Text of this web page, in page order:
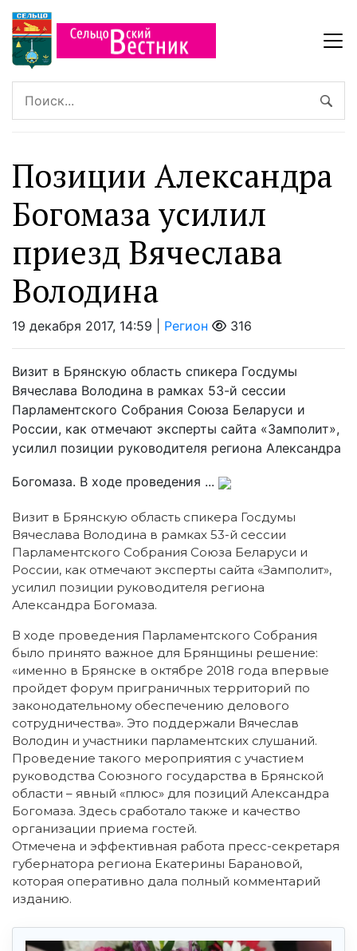
Позиции Александра
Богомаза усилил
приезд Вячеслава
Володина
19 декабря 2017, 14:59 | Регион 316
Визит в Брянскую область спикера Госдумы
Вячеслава Володина в рамках 53-й сессии
Парламентского Собрания Союза Беларуси и
России, как отмечают эксперты сайта «Замполит»,
усилил позиции руководителя региона Александра
Богомаза. В ходе проведения ...
Визит в Брянскую область спикера Госдумы
Вячеслава Володина в рамках 53-й сессии
Парламентского Собрания Союза Беларуси и
России, как отмечают эксперты сайта «Замполит»,
усилил позиции руководителя региона
Александра Богомаза.
В ходе проведения Парламентского Собрания
было принято важное для Брянщины решение:
«именно в Брянске в октябре 2018 года впервые
пройдет форум приграничных территорий по
законодательному обеспечению делового
сотрудничества». Это поддержали Вячеслав
Володин и участники парламентских слушаний.
Проведение такого мероприятия с участием
руководства Союзного государства в Брянской
области – явный «плюс» для позиций Александра
Богомаза. Здесь сработало также и качество
организации приема гостей.
Отмечена и эффективная работа пресс-секретаря
губернатора региона Екатерины Барановой,
которая оперативно дала полный комментарий
изданию.